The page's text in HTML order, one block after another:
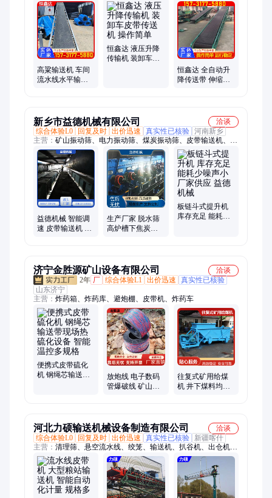
五谷杂粮脱皮机、家用玉米脱粒机、四筒高粱脱壳机
高粱输送机 车间
流水线水平输送
恒鑫达 液压升降
传输机 装卸车皮
恒鑫达 全自动升
降传送带 伸缩输
新乡市益德机械有限公司
洽谈
综合体验L0
回复及时 出价迅速 真实性已核验 河南新乡
主营： 矿山振动筛、电力振动筛、煤炭振动筛、皮带输送机、环
保振动筛
益德机械 智能调
速 皮带输送机 易
生产厂家 脱水筛
高炉槽下焦炭筛
板链斗式提升机
库存充足 能耗少
济宁金胜源矿山设备有限公司
洽谈
2年 厂 综合体验L1 出价迅速
真实性已核验
山东济宁
主营： 炸药箱、炸药库、避炮棚、皮带机、炸药车
便携式皮带硫化
机 钢绳芯输送带
放炮线 电子数码
管爆破线 矿山隧
往复式矿用给煤
机 井下煤料均匀
河北力硕输送机械设备制造有限公司
洽谈
综合体验L0
回复及时 出价迅速 真实性已核验
新疆喀什
主营： 清理筛、悬空流水线、绞笼、输送机、扒谷机、出仓机、
入仓机、脱粒机、玉米剥皮机、玉米棒上料机、扦样机、抛粮
机、提升机、液压翻板机、卸粮机、软管吸粮机、风干粮仓、保
温门窗、通风设备、比重精选筛、圆筒滚振筛